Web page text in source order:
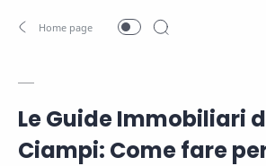
Le Guide Immobiliari
Ciampi: Come fare